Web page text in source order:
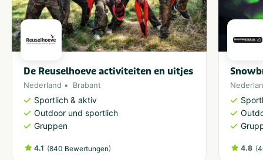
De Reuselhoeve activiteiten en uitjes
Nederland Brabant
Sportlich & aktiv
Outdoor und sportlich
Gruppen
4.1 (840 Bewertungen) 4.8 (